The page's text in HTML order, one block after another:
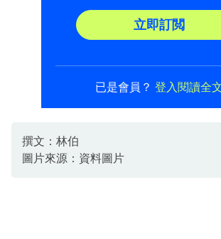
立即訂閲
已是會員？ 登入閱讀全
撰文：林伯
圖片來源：資料圖片